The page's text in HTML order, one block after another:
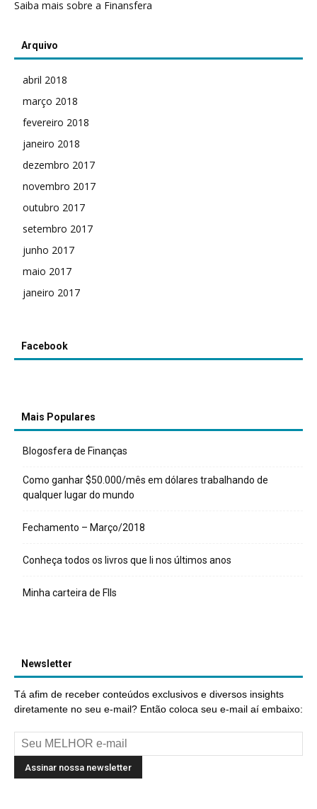
Saiba mais sobre a Finansfera
Arquivo
abril 2018
março 2018
fevereiro 2018
janeiro 2018
dezembro 2017
novembro 2017
outubro 2017
setembro 2017
junho 2017
maio 2017
janeiro 2017
Facebook
Mais Populares
Blogosfera de Finanças
Como ganhar $50.000/mês em dólares trabalhando de
qualquer lugar do mundo
Fechamento – Março/2018
Conheça todos os livros que li nos últimos anos
Minha carteira de FIIs
Newsletter
Tá afim de receber conteúdos exclusivos e diversos insights
diretamente no seu e-mail? Então coloca seu e-mail aí embaixo: